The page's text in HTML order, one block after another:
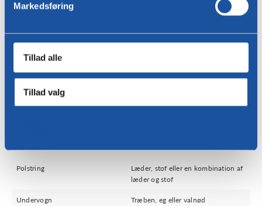
Markedsføring
Tillad alle
Tillad valg
Sende
Polstring
Læder, stof eller en kombination af
læder og stof
Undervogn Træben, eg eller valnød